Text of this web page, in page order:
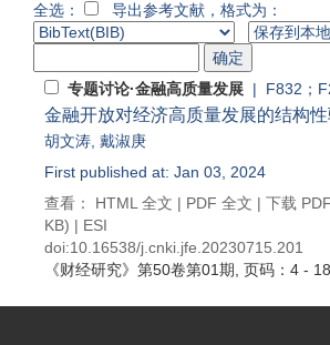
全选： 导出参考文献，格式为：
专题讨论·金融高质量发展 | F832；
金融开放对经济高质量发展的结构
胡文涛 戴淑庚
First published at: Jan 03, 2024
查看： HTML 全文 | PDF 全文 | 下载 PDF
KB) | ESI
doi:10.16538/j.cnki.jfe.20230715.201
《财经研究》 第50卷第01期 , 页码：4 - 18